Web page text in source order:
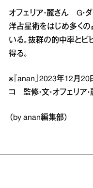
オフェリア・麗さん G・
洋占星術をはじめ多くの
いる。抜群の的中率とビ
得る。
※『anan』2023年12月20
コ 監修・文・オフェリア・
（by anan編集部）